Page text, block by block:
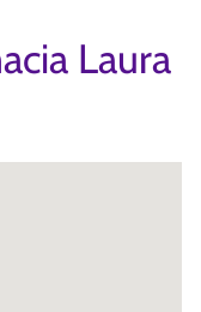
Laura